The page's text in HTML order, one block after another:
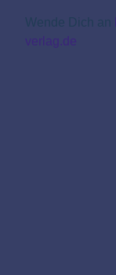
Wende Dich an
verlag.de